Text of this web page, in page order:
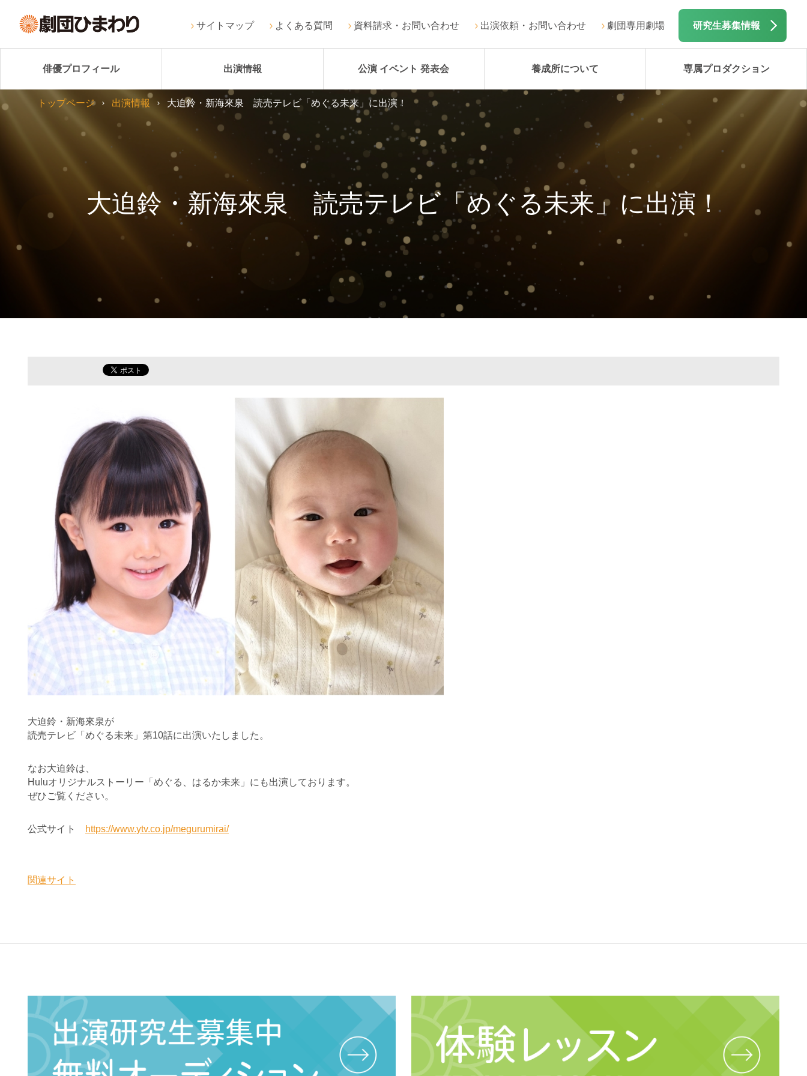
サイトマップ よくある質問 資料請求・お問い合わせ 出演依頼・お問い合わせ 劇団専用劇場 研究生募集情報
俳優プロフィール 出演情報 公演 イベント 発表会 養成所について 専属プロダクション
大迫鈴・新海來泉 読売テレビ「めぐる未来」に出演！
トップページ 出演情報 大迫鈴・新海來泉 読売テレビ「めぐる未来」に出演！
大迫鈴・新海來泉が
読売テレビ「めぐる未来」第10話に出演いたしました。
なお大迫鈴は、
Huluオリジナルストーリー「めぐる、はるか未来」にも出演しております。
ぜひご覧ください。
公式サイト https://www.ytv.co.jp/megurumirai/
関連サイト